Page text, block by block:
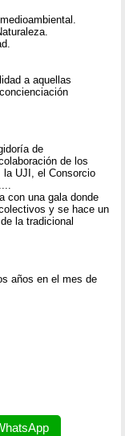
a aquellas
de
de los
UJI, el Consorcio
con una gala donde
y se hace un
la tradicional
años en el mes de